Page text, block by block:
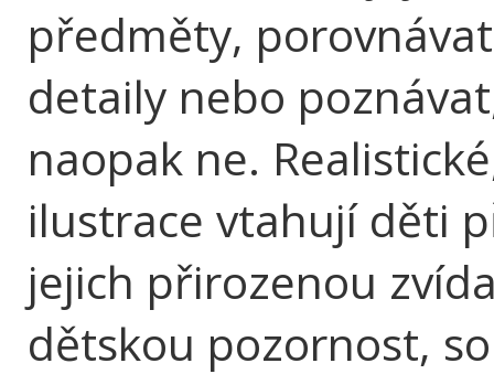
předměty,
detaily nebo
naopak ne.
ilustrace vtahují děti
jejich přirozenou
dětskou pozornost,